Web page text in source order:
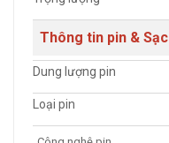
Thông tin pin & Sạc
Dung lượng pin
Loại pin